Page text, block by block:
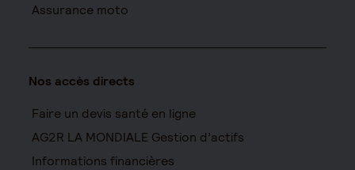
Assurance moto
Nos accès directs
Faire un devis santé en ligne
AG2R LA MONDIALE Gestion d’actifs
Informations financières